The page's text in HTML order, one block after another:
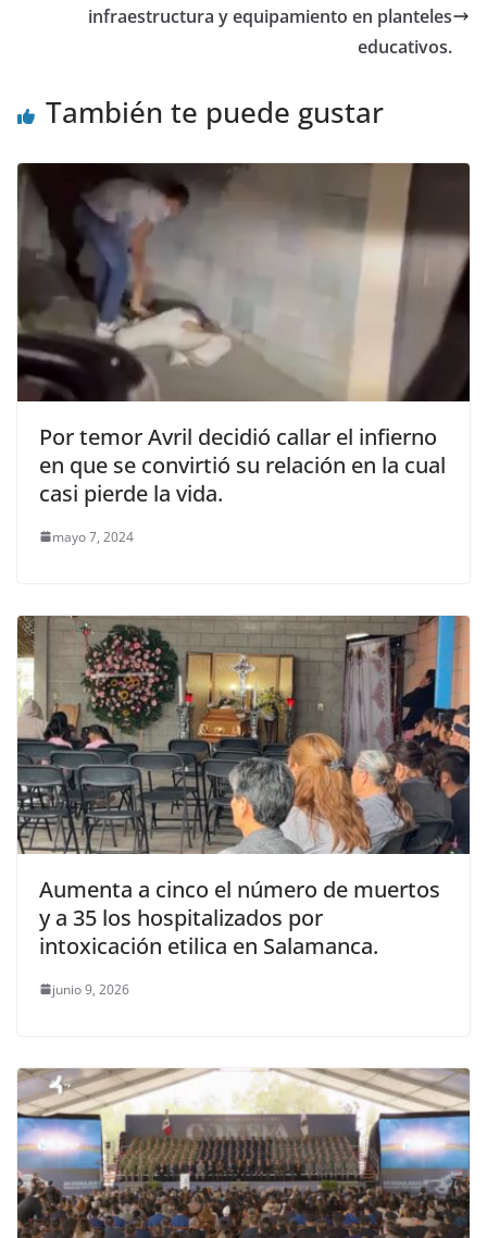
infraestructura y equipamiento en planteles
educativos.
También te puede gustar
Por temor Avril decidió callar el infierno
en que se convirtió su relación en la cual
casi pierde la vida.
mayo 7, 2024
Aumenta a cinco el número de muertos
y a 35 los hospitalizados por
intoxicación etilica en Salamanca.
junio 9, 2026